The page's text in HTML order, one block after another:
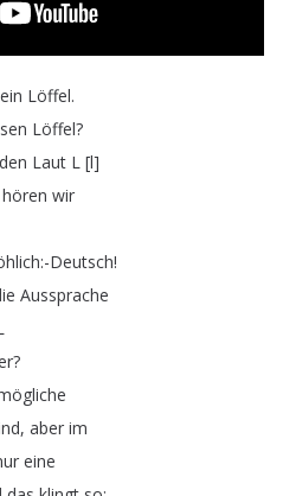
ein Löffel.
Löffel?
den Laut L [l]
hören wir
:-Deutsch!
Aussprache
?
, aber im
eine